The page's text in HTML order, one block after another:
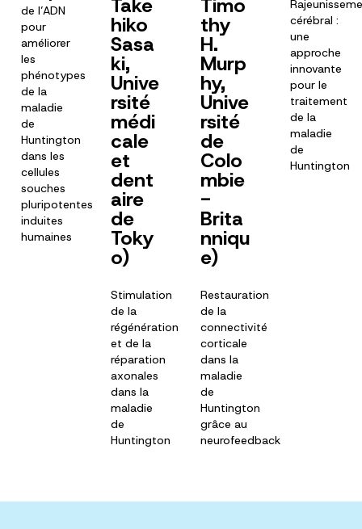
de l’ADN
pour
améliorer
les
phénotypes
de la
maladie
de
Huntington
dans les
cellules
souches
pluripotentes
induites
humaines
Take
hiko
Sasa
ki,
Unive
rsité
médi
cale
et
dent
aire
de
Toky
o)
Stimulation
de la
régénération
et de la
réparation
axonales
dans la
maladie
de
Huntington
Timo
thy
H.
Murp
hy,
Unive
rsité
de
Colo
mbie
-
Brita
nniqu
e)
Restauration
de la
connectivité
corticale
dans la
maladie
de
Huntington
grâce au
neurofeedback
cérébral :
une
approche
innovante
pour le
traitement
de la
maladie
de
Huntington